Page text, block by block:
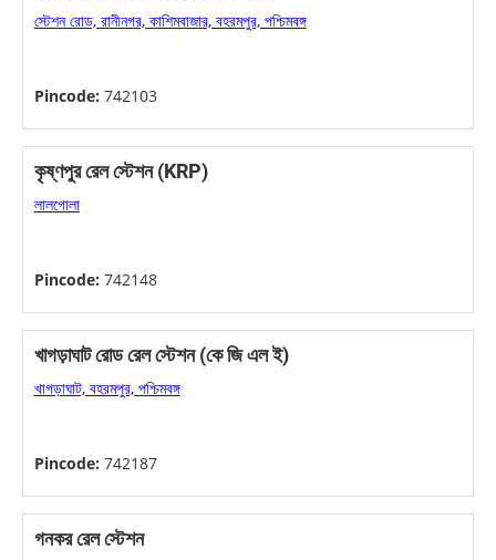
স্টেশন রোড, রানীনগর, কাশিমবাজার, বহরমপুর, পশ্চিমবঙ্গ
Pincode: 742103
কৃষ্ণপুর রেল স্টেশন (KRP)
লালগোলা
Pincode: 742148
খাগড়াঘাট রোড রেল স্টেশন (কে জি এল ই)
খাগড়াঘাট, বহরমপুর, পশ্চিমবঙ্গ
Pincode: 742187
গনকর রেল স্টেশন